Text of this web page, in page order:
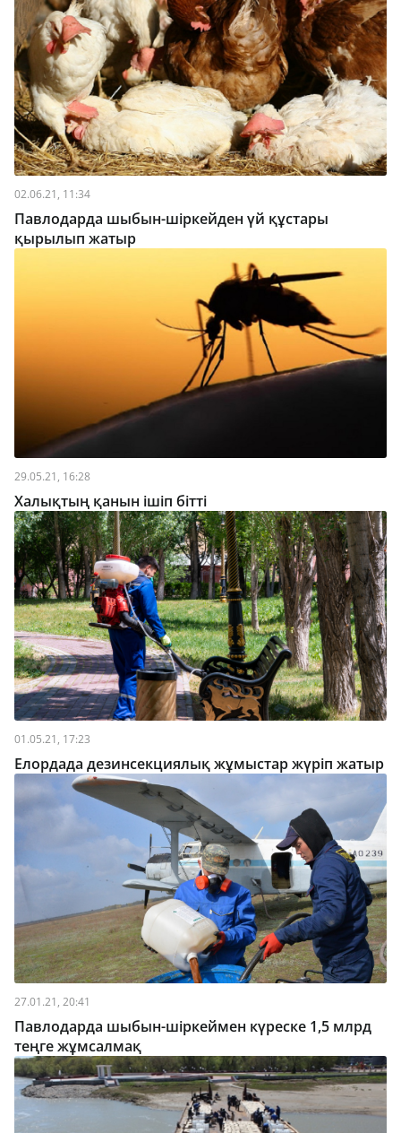
02.06.21, 11:34
Павлодарда шыбын-шіркейден үй құстары
қырылып жатыр
29.05.21, 16:28
Халықтың қанын ішіп бітті
01.05.21, 17:23
Елордада дезинсекциялық жұмыстар жүріп жатыр
27.01.21, 20:41
Павлодарда шыбын-шіркеймен күреске 1,5 млрд
теңге жұмсалмақ